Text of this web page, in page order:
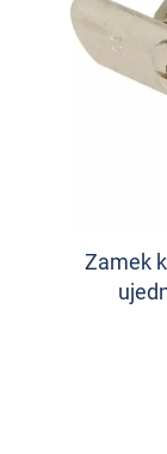
Zamek